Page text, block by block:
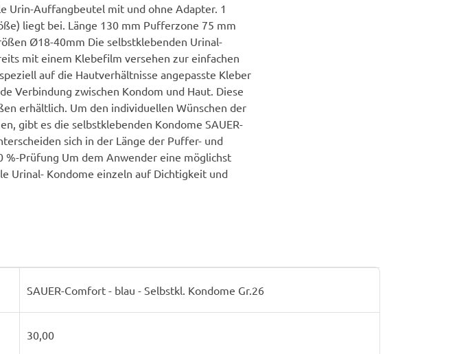
Urin-Auffangbeutel mit und ohne Adapter. 1
liegt bei. Länge 130 mm Pufferzone 75 mm
Ø18-40mm Die selbstklebenden Urinal-
mit einem Klebefilm versehen zur einfachen
auf die Hautverhältnisse angepasste Kleber
Verbindung zwischen Kondom und Haut. Diese
erhältlich. Um den individuellen Wünschen der
gibt es die selbstklebenden Kondome SAUER-
sich in der Länge der Puffer- und
%-Prüfung Um dem Anwender eine möglichst
Urinal- Kondome einzeln auf Dichtigkeit und
SAUER-Comfort - blau - Selbstkl. Kondome Gr.26
30,00